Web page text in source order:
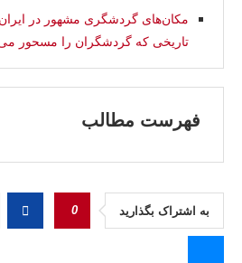
مکان‌های گردشگری مشهور در
تاریخی که گردشگران را مسحور می‌
فهرست مطالب
به اشتراک بگذارید 0